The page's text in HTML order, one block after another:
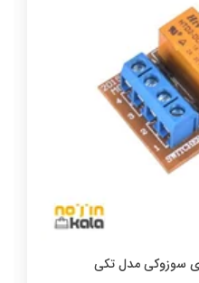
سوزوکی مدل تکی